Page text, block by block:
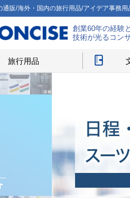
通販/海外・国内の旅行用品/アイデア事務
創業60年の経験と
技術が光るコン
旅行用品